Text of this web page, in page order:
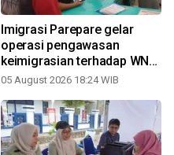
Imigrasi Parepare gelar
operasi pengawasan
keimigrasian terhadap WNA
di Wajo
05 August 2026 18:24 WIB